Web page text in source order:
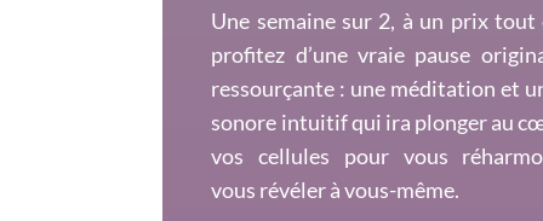
Une semaine sur 2, à un prix tout
profitez d’une vraie pause
ressourçante : une méditation et
sonore intuitif qui ira plonger au
vos cellules pour vous
vous révéler à vous-même.